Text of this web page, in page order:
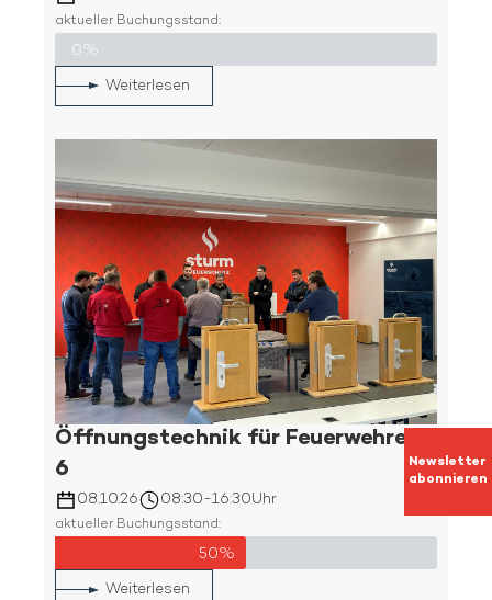
aktueller Buchungsstand:
0%
Weiterlesen
Öffnungstechnik für Feuerwehren
6
08.10.26 08:30-16:30Uhr
aktueller Buchungsstand:
50%
Weiterlesen
Newsletter
abonnieren